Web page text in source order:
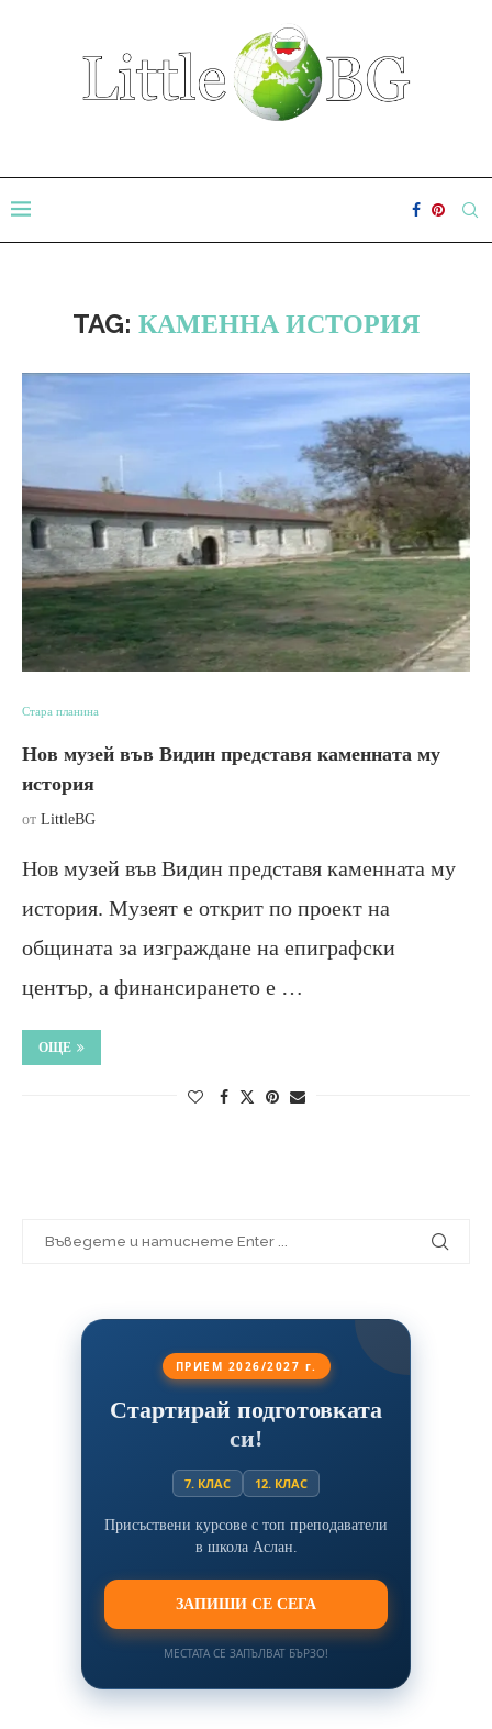
TAG: КАМЕННА ИСТОРИЯ
Стара планина
Нов музей във Видин представя каменната му
история
от LittleBG
Нов музей във Видин представя каменната му
история. Музеят е открит по проект на
общината за изграждане на епиграфски
център, а финансирането е …
ОЩЕ
ПРИЕМ 2026/2027 г.
Стартирай подготовката
си!
7. КЛАС 12. КЛАС
Присъствени курсове с топ преподаватели
в школа Аслан.
ЗАПИШИ СЕ СЕГА
МЕСТАТА СЕ ЗАПЪЛВАТ БЪРЗО!